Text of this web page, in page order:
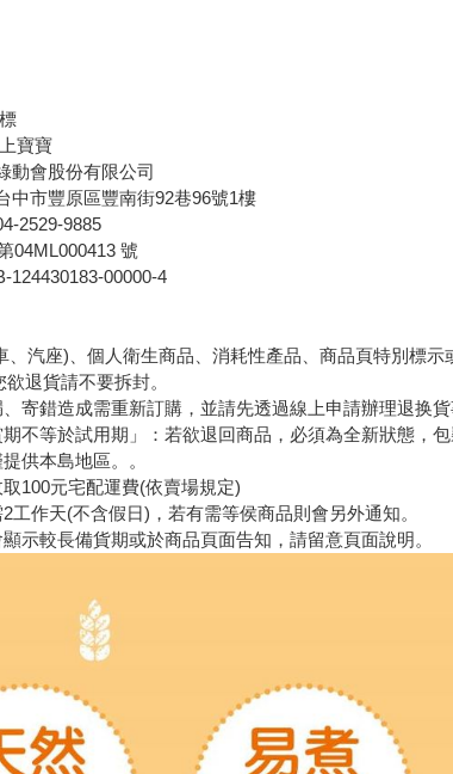
寶寶
動會股份有限公司
中市豐原區豐南街92巷96號1樓
2529-9885
04ML000413 號
124430183-00000-4
、汽座)、個人衛生商品、消耗性產品、商品頁特別標
退貨請不要拆封。
寄錯造成需重新訂購，並請先透過線上申請辦理退换貨
不等於試用期」：若欲退回商品，必須為全新狀態，
供本島地區。。
100元宅配運費(依賣場規定)
工作天(不含假日)，若有需等侯商品則會另外通知。
示較長備貨期或於商品頁面告知，請留意頁面說明。